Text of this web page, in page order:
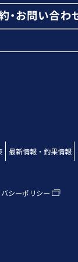
最新情報・釣果情報
シーポリシー